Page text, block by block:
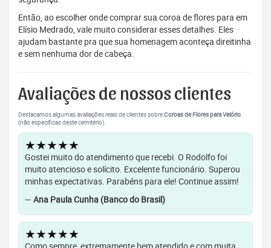
Então, ao escolher onde comprar sua coroa de flores para em
Elísio Medrado, vale muito considerar esses detalhes. Eles
ajudam bastante pra que sua homenagem aconteça direitinha
e sem nenhuma dor de cabeça.
Avaliações de nossos clientes
Destacamos algumas avaliações reais de clientes sobreCoroas de Flores para Velório.
(não específicas deste cemitério).
★★★★★
Gostei muito do atendimento que recebi. O Rodolfo foi
muito atencioso e solícito. Excelente funcionário. Superou
minhas expectativas. Parabéns para ele! Continue assim!
— Ana Paula Cunha (Banco do Brasil)
★★★★★